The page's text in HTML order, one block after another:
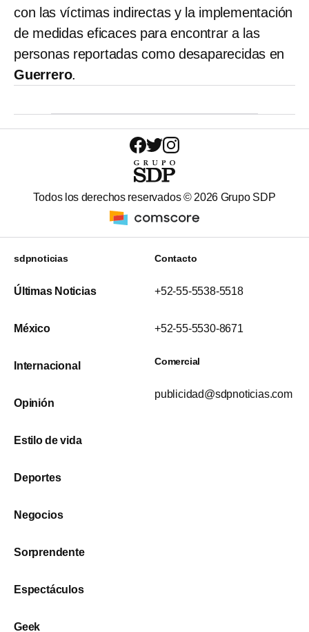
con las víctimas indirectas y la implementación
de medidas eficaces para encontrar a las
personas reportadas como desaparecidas en
Guerrero.
Todos los derechos reservados © 2026 Grupo SDP
sdpnoticias
Últimas Noticias
México
Internacional
Opinión
Estilo de vida
Deportes
Negocios
Sorprendente
Espectáculos
Geek
Contacto
+52-55-5538-5518
+52-55-5530-8671
Comercial
publicidad@sdpnoticias.com